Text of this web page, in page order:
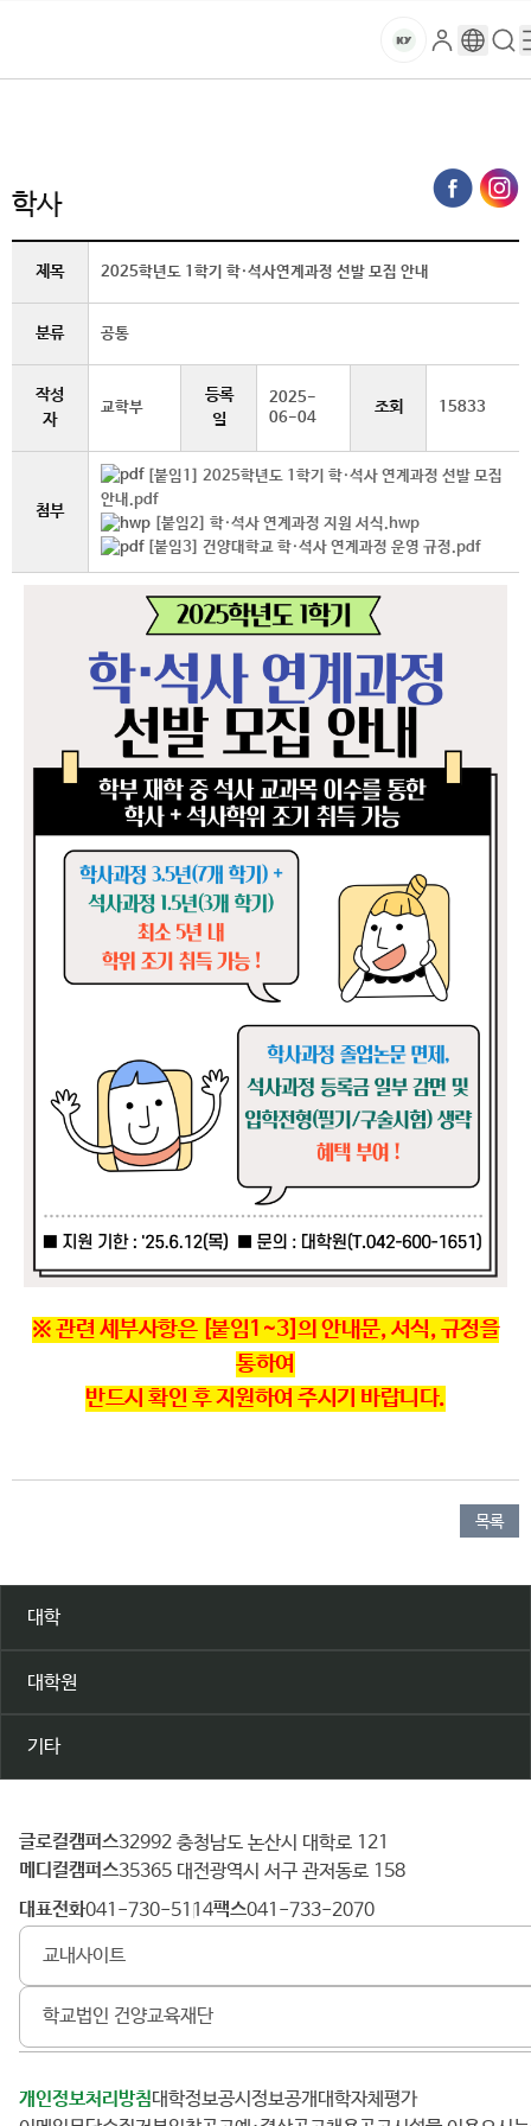
건
대
학
교
마
로
그
구
글
검
색
메
뉴
학사
제목 2025학년도 1학기 학·석사연계과정 선발 모집 안내
분류 공통
작성
자
교학부
등록
일
2025-
06-04
조회 15833
첨부
[붙임1] 2025학년도 1학기 학·석사 연계과정 선발 모집
안내.pdf
[붙임2] 학·석사 연계과정 지원 서식.hwp
[붙임3] 건양대학교 학·석사 연계과정 운영 규정.pdf
※ 관련 세부사항은 [붙임1~3]의 안내문, 서식, 규정을
통하여
반드시 확인 후 지원하여 주시기 바랍니다.
목록
대학
대학원
기타
건
양
대
학
글로컬캠퍼스 32992 충청남도 논산시 대학로 121
메디컬캠퍼스 35365 대전광역시 서구 관저동로 158
대표전화 041-730-5114 팩스 041-733-2070
교내사이트
학교법인 건양교육재단
개인정보처리방침 대학정보공시 정보공개
대학자체평가